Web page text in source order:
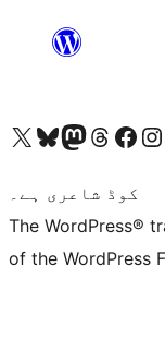
Visit our X (formerly Twitter) account
ہمارے بلیواسکائی اکاؤنٹ پر جائیں
Visit our Mastodon account
ہمارے ٹھریڈز اکاؤنٹ پر جائیں
Visit our Visit
کوڈ شاعری ہے۔
The WordPress®
of the WordPress